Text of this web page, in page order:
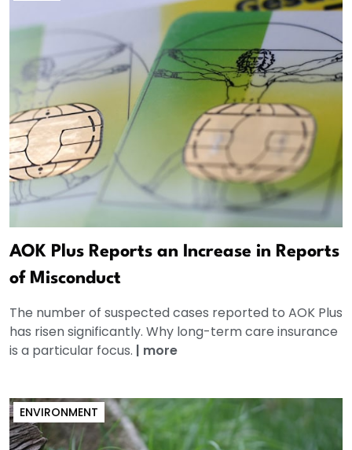
AOK Plus Reports an Increase in Reports
of Misconduct
The number of suspected cases reported to AOK Plus
has risen significantly. Why long-term care insurance
is a particular focus. | more
ENVIRONMENT